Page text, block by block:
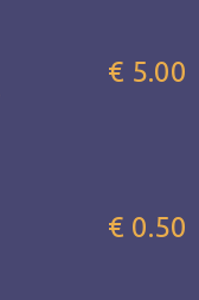
€ 5.00
€ 0.50